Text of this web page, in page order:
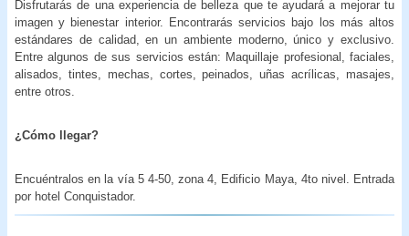
Disfrutarás de una experiencia de belleza que te ayudará a mejorar tu
imagen y bienestar interior. Encontrarás servicios bajo los más altos
estándares de calidad, en un ambiente moderno, único y exclusivo.
Entre algunos de sus servicios están: Maquillaje profesional, faciales,
alisados, tintes, mechas, cortes, peinados, uñas acrílicas, masajes,
entre otros.
¿Cómo llegar?
Encuéntralos en la vía 5 4-50, zona 4, Edificio Maya, 4to nivel. Entrada
por hotel Conquistador.